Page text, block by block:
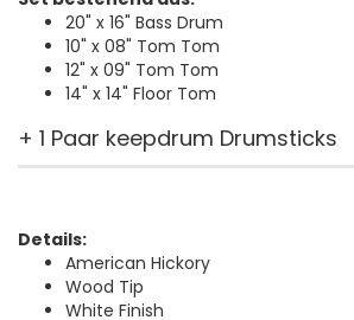
20" x 16" Bass Drum
10" x 08" Tom Tom
12" x 09" Tom Tom
14" x 14" Floor Tom
+ 1 Paar keepdrum Drumsticks
Details:
American Hickory
Wood Tip
White Finish